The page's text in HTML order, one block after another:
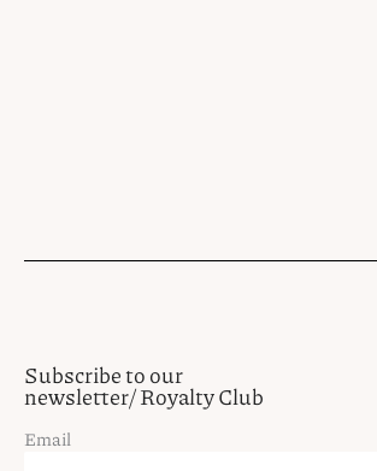
Subscribe to our
newsletter/ Royalty Club
Email